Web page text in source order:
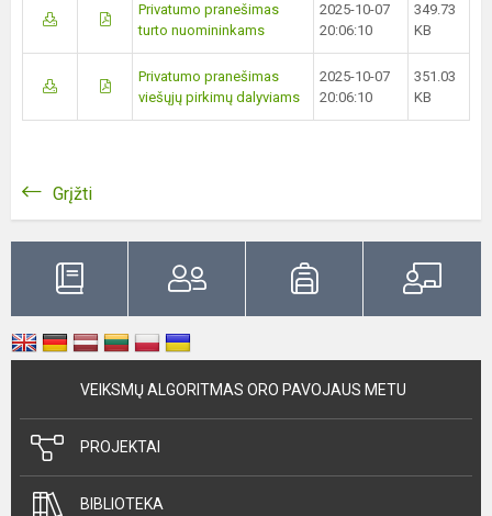
Privatumo pranešimas
turto nuomininkams
2025-10-07
20:06:10
349.73
KB
Privatumo pranešimas
viešųjų pirkimų dalyviams
2025-10-07
20:06:10
351.03
KB
Grįžti
VEIKSMŲ ALGORITMAS ORO PAVOJAUS METU
PROJEKTAI
BIBLIOTEKA